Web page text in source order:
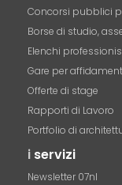
Concorsi pubblici
Borse di studio,
Elenchi
Gare per
Offerte di stage
Rapporti di Lavoro
Portfolio di
i servizi
Newsletter 07nl